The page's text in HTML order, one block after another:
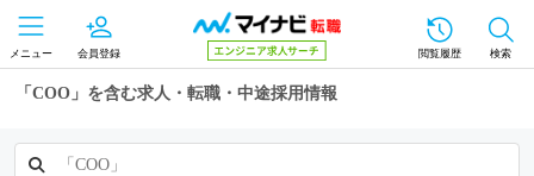
メニュー 会員登録 閲覧履歴 検索
「COO」を含む求人・転職・中途採用情報
「COO」